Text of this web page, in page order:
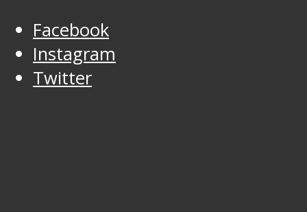
Facebook
Instagram
Twitter